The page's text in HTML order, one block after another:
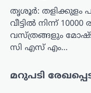
തൃശൂർ: തളിക്കുളം
വീട്ടിൽ നിന്ന്
വസ്ത്രങ്ങളും
സി എസ് എം…
മറുപടി